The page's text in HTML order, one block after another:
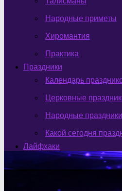
Народные приметы
Хиромантия
Практика
Праздники
Календарь
Церковные
Народные праздники
Какой сегодня
Лайфхаки